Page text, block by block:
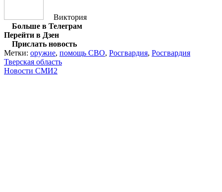
Виктория
Больше в Телеграм
Перейти в Дзен
Прислать новость
Метки: оружие, помощь СВО, Росгвардия, Росгвардия
Тверская область
Новости СМИ2